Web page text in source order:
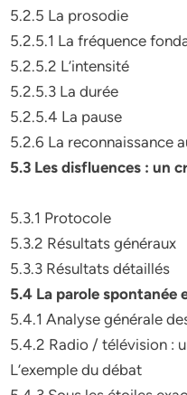
5.2.5 La prosodie
5.2.5.1 La fréquence
5.2.5.2 L’intensité
5.2.5.3 La durée
5.2.5.4 La pause
5.2.6 La reconnaissance
5.3 Les disfluences : un
5.3.1 Protocole
5.3.2 Résultats généraux
5.3.3 Résultats détaillés
5.4 La parole spontanée
5.4.1 Analyse générale
5.4.2 Radio / télévision :
L’exemple du débat